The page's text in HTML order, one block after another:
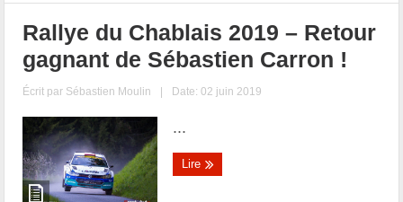
Rallye du Chablais 2019 – Retour
gagnant de Sébastien Carron !
Écrit par Sébastien Moulin | Date: 02 juin 2019
...
Lire